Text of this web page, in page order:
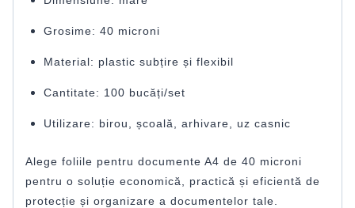
Grosime: 40 microni
Material: plastic subțire și flexibil
Cantitate: 100 bucăți/set
Utilizare: birou, școală, arhivare, uz casnic
Alege foliile pentru documente A4 de 40 microni
pentru o soluție economică, practică și eficientă de
protecție și organizare a documentelor tale.